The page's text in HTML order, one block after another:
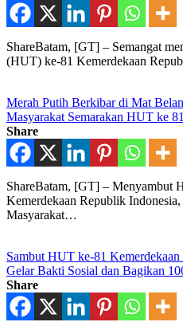
ShareBatam, [GT] – Semangat
(HUT) ke-81 Kemerdekaan
Merah Putih Berkibar di Mat
Masyarakat Semarakan HUT ke
Share
ShareBatam, [GT] – Menyambut
Kemerdekaan Republik
Masyarakat…
Sambut HUT ke-81
Gelar Bakti Sosial dan Bagikan
Share